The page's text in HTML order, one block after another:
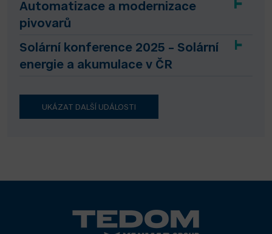
Automatizace a modernizace
pivovarů
Solární konference 2025 – Solární
energie a akumulace v ČR
UKÁZAT DALŠÍ UDÁLOSTI